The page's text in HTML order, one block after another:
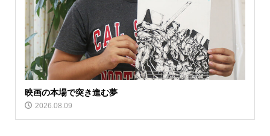
映画の本場で突き進む夢
2026.08.09